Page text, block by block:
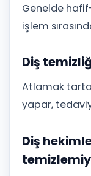
Genelde
işlem
Diş
Atlamak
yapar,
Diş